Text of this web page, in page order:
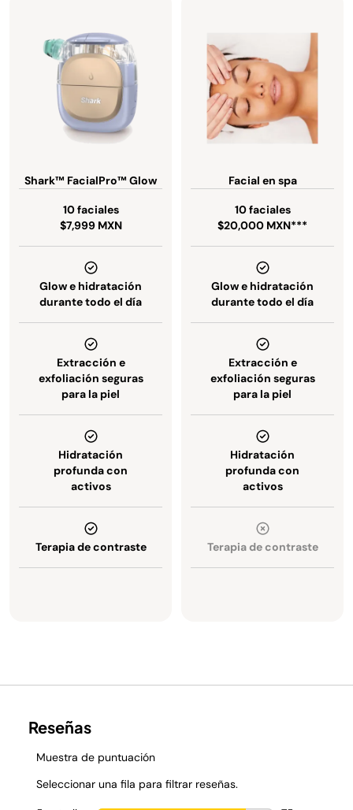
Shark™ FacialPro™ Glow
10 faciales
$7,999 MXN
Glow e hidratación
durante todo el día
Extracción e
exfoliación seguras
para la piel
Hidratación
profunda con
activos
Terapia de contraste
Facial en spa
10 faciales
$20,000 MXN***
Glow e hidratación
durante todo el día
Extracción e
exfoliación seguras
para la piel
Hidratación
profunda con
activos
Terapia de contraste